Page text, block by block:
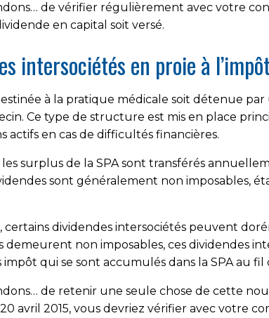
de vérifier régulièrement avec votre
en capital soit versé.
intersociétés en proie à
à la pratique médicale soit détenue
Ce type de structure est mis en place
actifs en cas de difficultés financières.
surplus de la SPA sont transférés
sont généralement non imposables,
certains dividendes intersociétés peuvent
demeurent non imposables, ces dividendes
qui se sont accumulés dans la SPA au
de retenir une seule chose de cette
avril 2015, vous devriez vérifier avec votre